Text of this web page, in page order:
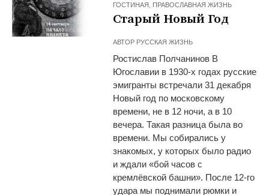
ГОСТИНАЯ
ПРАВОСЛАВНАЯ ЖИЗНЬ
Старый Новый Год
АВТОР РУССКАЯ ЖИЗНЬ
Ростислав Полчанинов В
Югославии в 1930-х годах русские
эмигранты встречали 31 декабря
Новый год по московскому
времени, не в 12 ночи, а в 10
вечера. Такая разница была во
времени. Мы собирались у
знакомых, у которых было радио
и ждали «бой часов с
кремлёвской башни». После 12-го
удара мы поднимали рюмки и